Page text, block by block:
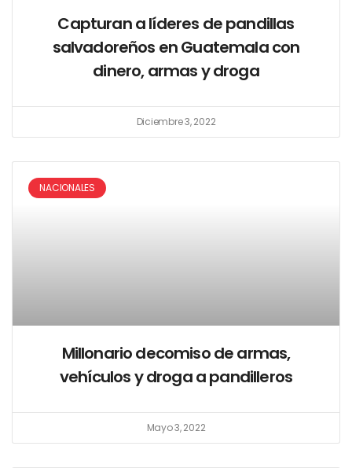
Capturan a líderes de pandillas
salvadoreños en Guatemala con
dinero, armas y droga
Diciembre 3, 2022
NACIONALES
Millonario decomiso de armas,
vehículos y droga a pandilleros
Mayo 3, 2022